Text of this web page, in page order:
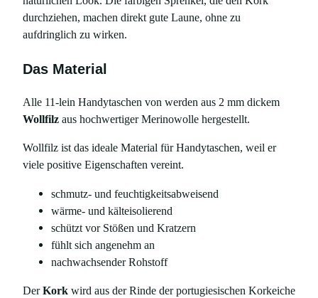
durchziehen, machen direkt gute Laune, ohne zu
aufdringlich zu wirken.
Das Material
Alle 11-lein Handytaschen von werden aus 2 mm dickem
Wollfilz aus hochwertiger Merinowolle hergestellt.
Wollfilz ist das ideale Material für Handytaschen, weil er
viele positive Eigenschaften vereint.
schmutz- und feuchtigkeitsabweisend
wärme- und kälteisolierend
schützt vor Stößen und Kratzern
fühlt sich angenehm an
nachwachsender Rohstoff
DerKork wird aus der Rinde der portugiesischen Korkeiche